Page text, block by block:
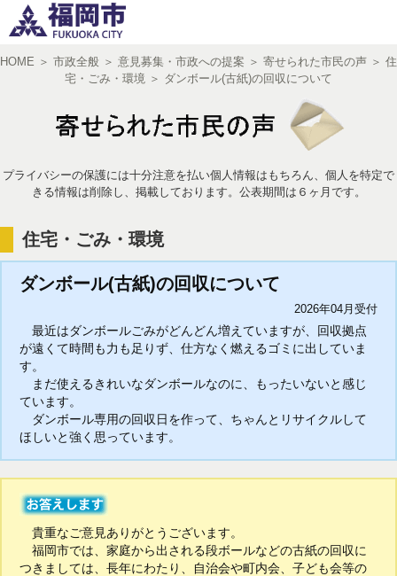
文字サイズ
HOME ＞ 市政全般 ＞ 意見募集・市政への提案 ＞ 寄せられた市民の声 ＞ 住
宅・ごみ・環境 ＞ ダンボール(古紙)の回収について
プライバシーの保護には十分注意を払い個人情報はもちろん、個人を特定で
きる情報は削除し、掲載しております。公表期間は６ヶ月です。
住宅・ごみ・環境
ダンボール(古紙)の回収について
2026年04月受付
最近はダンボールごみがどんどん増えていますが、回収拠点
が遠くて時間も力も足りず、仕方なく燃えるゴミに出していま
す。
まだ使えるきれいなダンボールなのに、もったいないと感じ
ています。
ダンボール専用の回収日を作って、ちゃんとリサイクルして
ほしいと強く思っています。
貴重なご意見ありがとうございます。
福岡市では、家庭から出される段ボールなどの古紙の回収に
つきましては、長年にわたり、自治会や町内会、子ども会等の